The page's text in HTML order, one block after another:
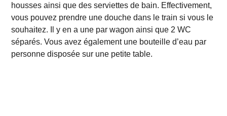
housses ainsi que des serviettes de bain. Effectivement,
vous pouvez prendre une douche dans le train si vous le
souhaitez. Il y en a une par wagon ainsi que 2 WC
séparés. Vous avez également une bouteille d’eau par
personne disposée sur une petite table.